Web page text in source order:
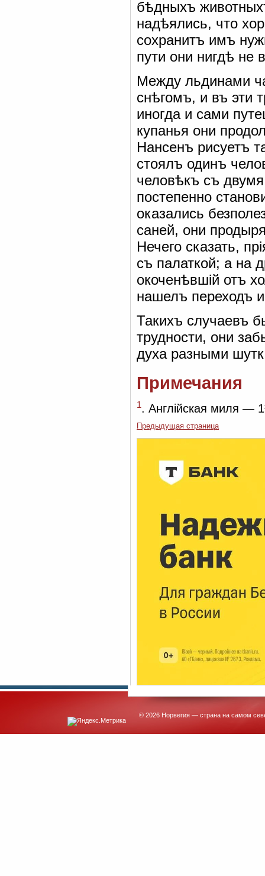
бѣдныхъ
надѣялись, что
сохранитъ имъ
пути они нигдѣ не
Между льдинами
снѣгомъ, и въ эти
иногда и сами
купанья они
Нансенъ рисуетъ
стоялъ одинъ
человѣкъ съ
постепенно
оказались
саней, они
Нечего сказать,
съ палаткой; а на
окоченѣвшій отъ
нашелъ переходъ
Такихъ случаевъ
трудности, они
духа разными
Примечания
1 . Англійская миля
Предыдущая страница
© 2026 Норвегия — страна на самом